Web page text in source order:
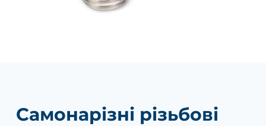
Самонарізні різьбові